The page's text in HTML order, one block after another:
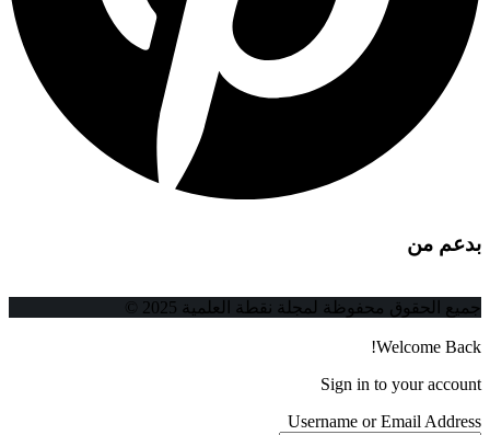
بدعم من
جميع الحقوق محفوظة لمجلة نقطة العلمية 2025 ©
Welcome Back!
Sign in to your account
Username or Email Address